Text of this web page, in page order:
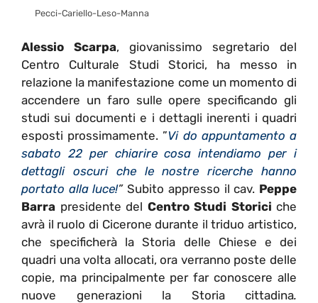
Pecci-Cariello-Leso-Manna
Alessio Scarpa, giovanissimo segretario del
Centro Culturale Studi Storici, ha messo in
relazione la manifestazione come un momento di
accendere un faro sulle opere specificando gli
studi sui documenti e i dettagli inerenti i quadri
esposti prossimamente. ”Vi do appuntamento a
sabato 22 per chiarire cosa intendiamo per i
dettagli oscuri che le nostre ricerche hanno
portato alla luce!”Subito appresso il cav. Peppe
Barra presidente del Centro Studi Storici che
avrà il ruolo di Cicerone durante il triduo artistico,
che specificherà la Storia delle Chiese e dei
quadri una volta allocati, ora verranno poste delle
copie, ma principalmente per far conoscere alle
nuove generazioni la Storia cittadina.